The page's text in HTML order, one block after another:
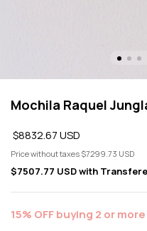
Mochila Raquel
$8832.67 USD
Price without taxes $7299.73 USD
$7507.77 USDwith
15% OFF buying 2 or